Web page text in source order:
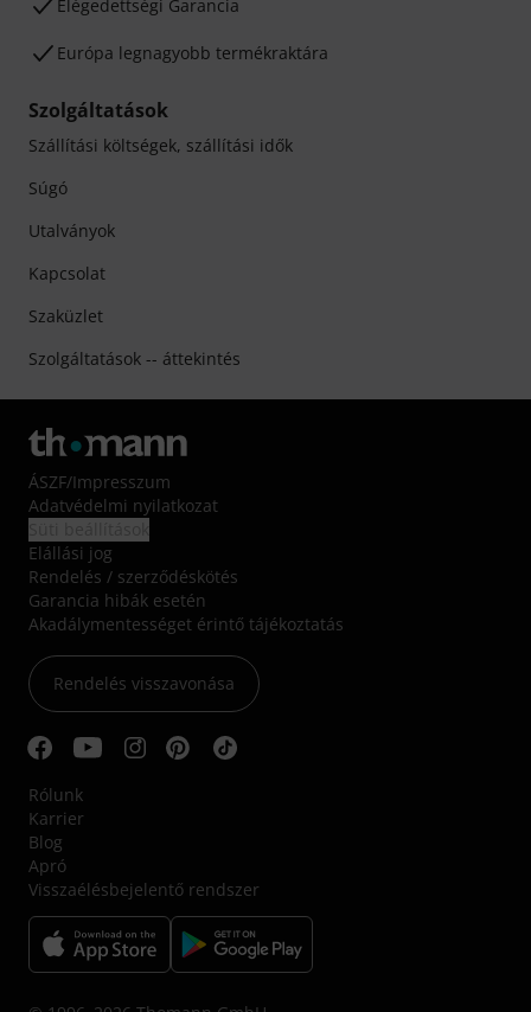
Elégedettségi Garancia
Európa legnagyobb termékraktára
Szolgáltatások
Szállítási költségek, szállítási idők
Súgó
Utalványok
Kapcsolat
Szaküzlet
Szolgáltatások -- áttekintés
ÁSZF/Impresszum
Adatvédelmi nyilatkozat
Elállási jog
Rendelés / szerződéskötés
Garancia hibák esetén
Akadálymentességet érintő tájékoztatás
Rendelés visszavonása
Rólunk
Karrier
Blog
Apró
Visszaélésbejelentő rendszer